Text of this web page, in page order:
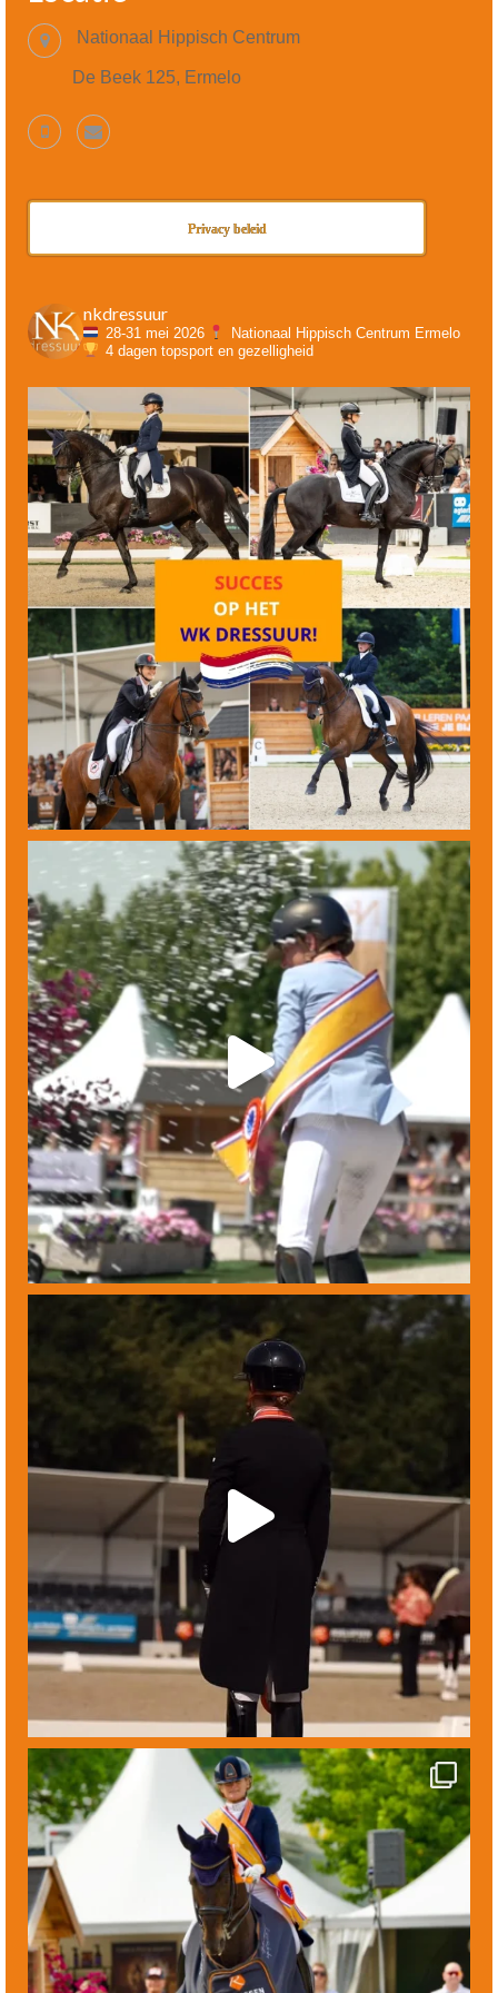
Nationaal Hippisch Centrum
De Beek 125, Ermelo
Privacy beleid
nkdressuur
28-31 mei 2026
Nationaal Hippisch Centrum Ermelo
4 dagen topsport en gezelligheid